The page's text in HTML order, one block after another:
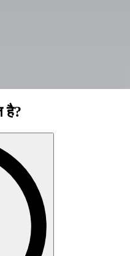
है?